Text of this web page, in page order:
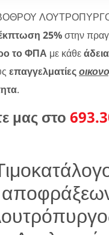
25%στην
το ΦΠΑ με κάθε
επαγγελματίες
.
μας στο